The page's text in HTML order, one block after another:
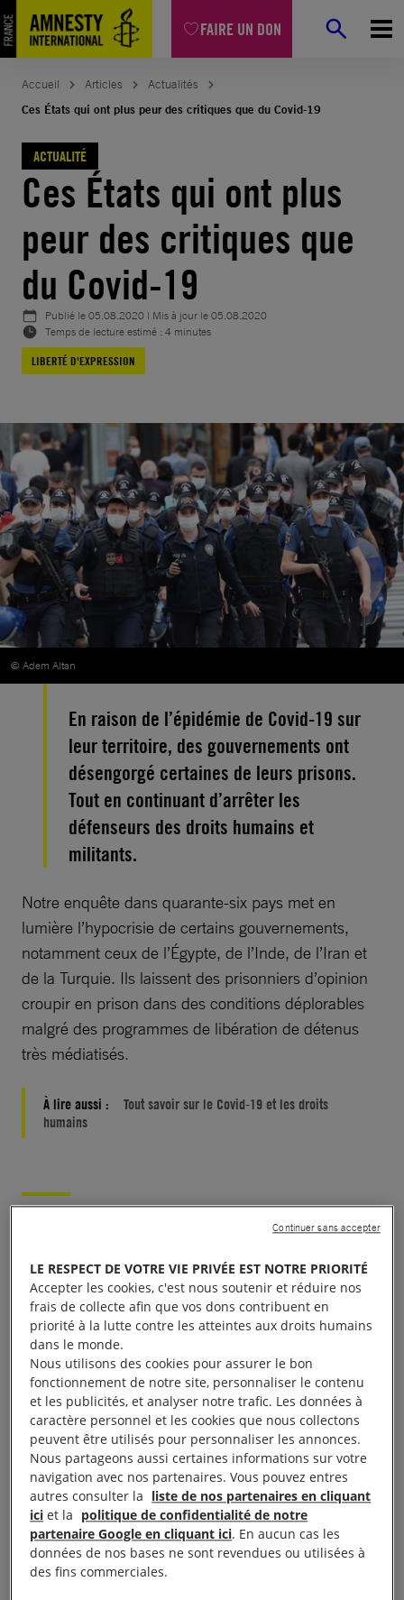
FAIRE UN DON
Aller
au
contenu
Accueil Articles
Actualités
Ces États qui ont plus peur des critiques que du Covid-19
ACTUALITÉ
Ces États qui ont plus
peur des critiques que
du Covid-19
Publié le05.08.2020 | Mis à jour le05.08.2020
Temps de lecture estimé : 4 minutes
LIBERTÉ D'EXPRESSION
© Adem Altan
En raison de l’épidémie de Covid-19 sur
leur territoire, des gouvernements ont
désengorgé certaines de leurs prisons.
Tout en continuant d’arrêter les
défenseurs des droits humains et
militants.
Notre enquête dans quarante-six pays met en
lumière l’hypocrisie de certains gouvernements,
notamment ceux de l’Égypte, de l’Inde, de l’Iran et
de la Turquie. Ils laissent des prisonniers d’opinion
croupir en prison dans des conditions déplorables
malgré des programmes de libération de détenus
très médiatisés.
À lire aussi :
Tout savoir sur le Covid-19 et les droits
humains
Exclus des mesures de
remise en liberté
Face à la pandémie de Covid-19, la Haute-
commissaire aux droits de l’homme des Nations
unies a demandé aux États, en mars dernier, de
libérer toute personne détenue sans fondement
juridique suffisant, y compris les prisonniers
politiques et les personnes détenues simplement
pour avoir exprimé des opinions critiques ou
dissidentes». Pourtant, plusieurs pays ont exclu les
défenseurs des droits humains des mesures de
décongestion des prisons et des autres lieux de
détention.
LE RESPECT DE VOTRE VIE PRIVÉE EST NOTRE PRIORITÉ
Accepter les cookies, c'est nous soutenir et réduire nos
frais de collecte afin que vos dons contribuent en
priorité à la lutte contre les atteintes aux droits humains
dans le monde.
Nous utilisons des cookies pour assurer le bon
fonctionnement de notre site, personnaliser le contenu
et les publicités, et analyser notre trafic. Les données à
caractère personnel et les cookies que nous collectons
peuvent être utilisés pour personnaliser les annonces.
Nous partageons aussi certaines informations sur votre
navigation avec nos partenaires. Vous pouvez entres
autres consulter la liste de nos partenaires en cliquant
ici et la politique de confidentialité de notre
partenaire Google en cliquant ici. En aucun cas les
données de nos bases ne sont revendues ou utilisées à
des fins commerciales.
Continuer sans accepter